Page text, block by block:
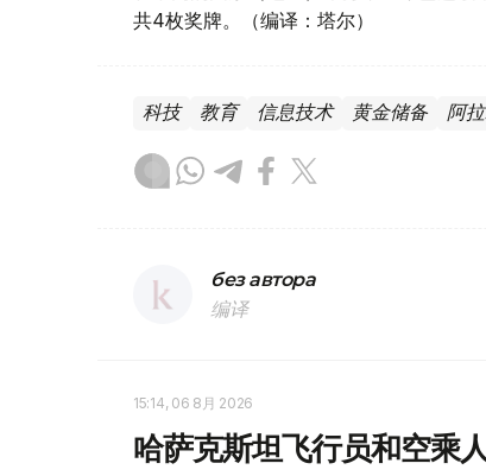
共4枚奖牌。（编译：塔尔）
科技 教育 信息技术 黄金储备 阿
без автора
编译
15:14, 06 8月 2026
哈萨克斯坦飞行员和空乘